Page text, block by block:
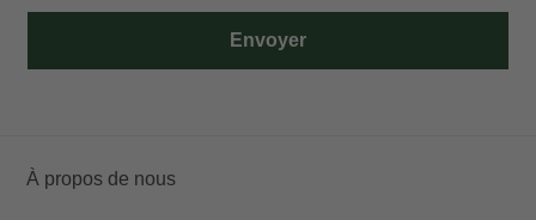
Envoyer
À propos de nous